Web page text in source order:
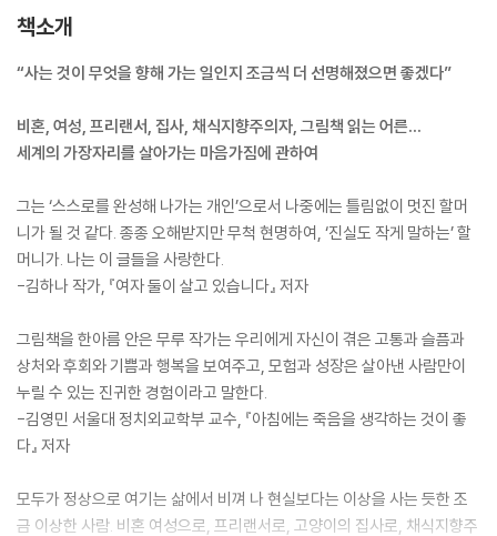
책소개
“사는 것이 무엇을 향해 가는 일인지 조금씩 더 선명해졌으면 좋겠다”
비혼, 여성, 프리랜서, 집사, 채식지향주의자, 그림책 읽는 어른…
세계의 가장자리를 살아가는 마음가짐에 관하여
그는 ‘스스로를 완성해 나가는 개인’으로서 나중에는 틀림없이 멋진 할머
니가 될 것 같다. 종종 오해받지만 무척 현명하여, ‘진실도 작게 말하는’ 할
머니가. 나는 이 글들을 사랑한다.
-김하나 작가, 『여자 둘이 살고 있습니다』 저자
그림책을 한아름 안은 무루 작가는 우리에게 자신이 겪은 고통과 슬픔과
상처와 후회와 기쁨과 행복을 보여주고, 모험과 성장은 살아낸 사람만이
누릴 수 있는 진귀한 경험이라고 말한다.
-김영민 서울대 정치외교학부 교수, 『아침에는 죽음을 생각하는 것이 좋
다』 저자
모두가 정상으로 여기는 삶에서 비껴 나 현실보다는 이상을 사는 듯한 조
금 이상한 사람. 비혼 여성으로, 프리랜서로, 고양이의 집사로, 채식지향주